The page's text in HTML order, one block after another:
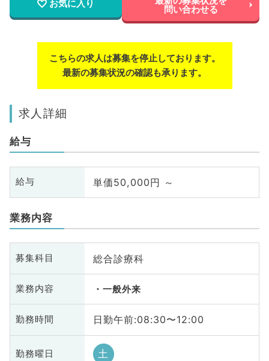
お気に入り
問い合わせる
こちらの求人は募集を停止しております。
最新の募集状況の確認も承ります。
求人詳細
給与
給与 単価50,000円 ～
業務内容
募集科目 総合診療科
業務内容 一般外来
勤務時間 日勤午前:08:30〜12:00
勤務曜日 土